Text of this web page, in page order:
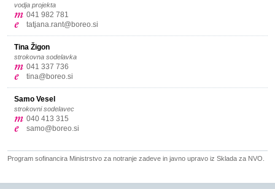
vodja projekta
041 982 781
tatjana.rant@boreo.si
Tina Žigon
strokovna sodelavka
041 337 736
tina@boreo.si
Samo Vesel
strokovni sodelavec
040 413 315
samo@boreo.si
Program sofinancira Ministrstvo za notranje zadeve in javno upravo iz Sklada za NVO.